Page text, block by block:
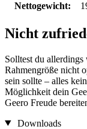
Nettogewicht:
Nicht
Solltest du
Rahmengröße nicht
sein sollte – alles
Möglichkeit dein
Geero Freude
Downloads